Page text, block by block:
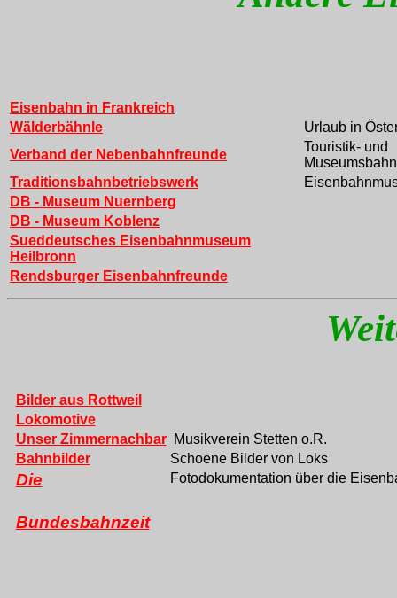
Eisenbahn in Frankreich
Wälderbähnle
Urlaub in
Verband der Nebenbahnfreunde
Touristik- und
Traditionsbahnbetriebswerk
DB - Museum Nuernberg
DB - Museum Koblenz
Sueddeutsches Eisenbahnmuseum
Heilbronn
Rendsburger Eisenbahnfreunde
Bilder aus Rottweil
Lokomotive
Unser Zimmernachbar
Musikverein Stetten o.R.
Bahnbilder
Schoene Bilder von Loks
Die
Bundesbahnzeit
Fotodokumentation über die